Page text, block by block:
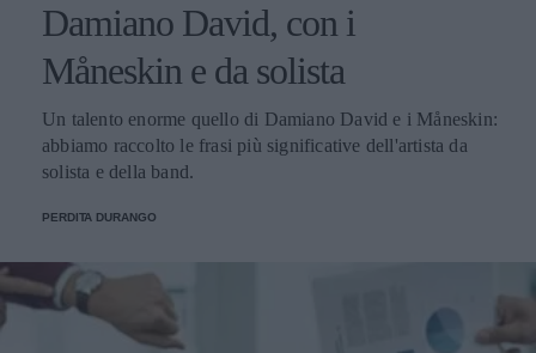
Damiano David, con i
Måneskin e da solista
Un talento enorme quello di Damiano David e i Måneskin:
abbiamo raccolto le frasi più significative dell'artista da
solista e della band.
PERDITA DURANGO